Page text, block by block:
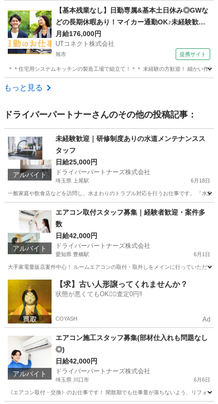
船橋駅 その他 給料
【基本残業なし】日勤専属&基本土日休み◎GWな
どの長期休暇あり！マイカー通勤OK♪未経験歓
迎！若手～ミドル男女活躍中【システムキッチン
の組立て】＜茨城県神栖市＞
月給176,000円
UTコネクト株式会社
旭市 提携サイト
＊＊住宅用システムキッチンの製造工場で組立て！＊＊ 未経験の方歓迎！ 細かい作
千葉 旭市
もっと見る
ドライバーパートナーさんのその他の投稿記事：
アルバイト
未経験歓迎｜研修制度ありの水道メンテナンスス
タッフ
日給25,000円
ドライバーパートナーズ株式会社
埼玉県 上尾駅 6月18日
一般家庭や飲食店などを訪問し、水まわりのトラブル対応を行うお仕事です。 「水
軽作業 スタッフ
アルバイト
エアコン取付スタッフ募集｜経験者歓迎・案件多
数
日給42,000円
ドライバーパートナーズ株式会社
愛知県 豊橋駅 6月1日
大手家電量販店案件中心！ ルームエアコンの取付・取外しをメインに行っていただ
豊橋駅 その他 スタッフ
【求】古い人形譲ってくれませんか？
状態が悪くてもOK🙆‍♀️査定0円‼️
COYASH Ad
アルバイト
エアコン施工スタッフ募集(部材仕入れも問題なし
◎)
日給42,000円
ドライバーパートナーズ株式会社
埼玉県 川口市 6月6日
《エアコン取付・交換》のお仕事です！ 閑散期でも仕事量が落ちないよう、リフォ